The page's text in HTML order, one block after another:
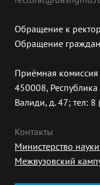
Обращение к
Обращение граждан
Приёмная
450008, Республика
Валиди, д. 47; тел:
Контакты
Министерство
Межвузовский